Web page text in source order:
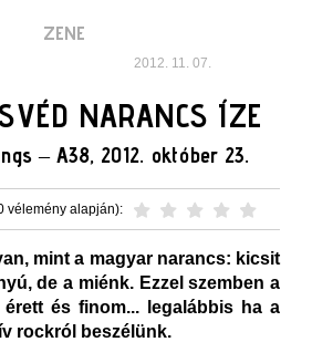
ZENE
2012. 11. 07.
NARANCS ÍZE
– A38, 2012. október 23.
vélemény alapján):
mint a magyar narancs: kicsit
de a miénk. Ezzel szemben a
és finom... legalábbis ha a
rockról beszélünk.